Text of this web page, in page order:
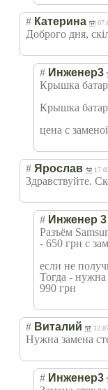
# Катерина
Доброго дня,
# Инженер3
Крышка
Крышка
цена с
# Ярослав
Здравствуйте.
# Инженер 3
Разъём
- 650 грн с
если не
Тогда -
990 грн
# Виталий
Нужна замена
# Инженер3